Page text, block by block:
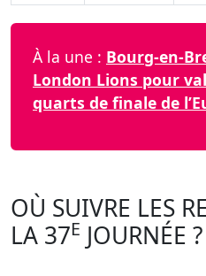
À la une : Bourg-en-
London Lions pour
quarts de finale de
OÙ SUIVRE LES
LA 37E JOURNÉE ?